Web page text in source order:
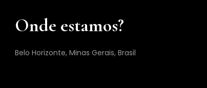
Onde estamos?
Belo Horizonte, Minas Gerais, Brasil